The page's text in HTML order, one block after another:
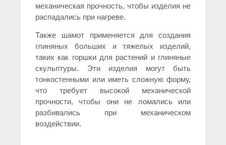
механическая прочность, чтобы изделия не
распадались при нагреве.
Также шамот применяется для создания
глиняных больших и тяжелых изделий,
таких как горшки для растений и глиняные
скульптуры. Эти изделия могут быть
тонкостенными или иметь сложную форму,
что требует высокой механической
прочности, чтобы они не ломались или
разбивались при механическом
воздействии.